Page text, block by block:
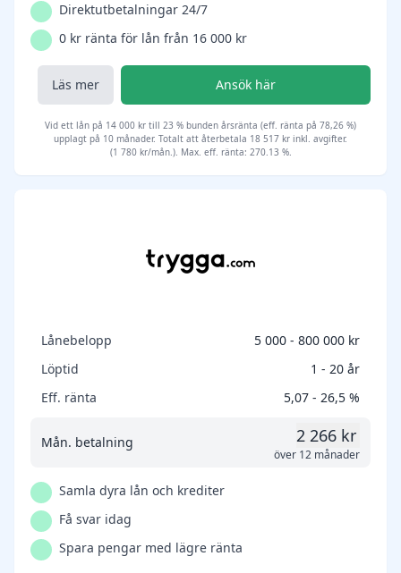
Direktutbetalningar 24/7
0 kr ränta för lån från 16 000 kr
Läs mer Ansök här
Vid ett lån på 14 000 kr till 23 % bunden årsränta (eff. ränta på 78,26 %)
upplagt på 10 månader. Totalt att återbetala 18 517 kr inkl. avgifter.
(1 780 kr/mån.). Max. eff. ränta: 270.13 %.
Lånebelopp
5 000 - 800 000 kr
Löptid
1 - 20 år
Eff. ränta
5,07 - 26,5 %
Mån. betalning 2 266 kr
över 12 månader
Samla dyra lån och krediter
Få svar idag
Spara pengar med lägre ränta